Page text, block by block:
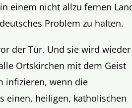
einem nicht allzu fernen
Problem zu halten.
der Tür. Und sie wird wieder
Ortskirchen mit dem Geist
infizieren, wenn die
einen, heiligen, katholischen